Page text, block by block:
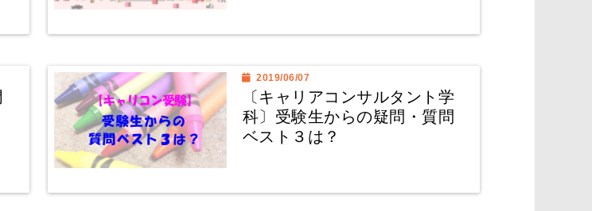
2019/06/07
〔キャリアコンサルタント学
科〕受験生からの疑問・質問
ベスト３は？